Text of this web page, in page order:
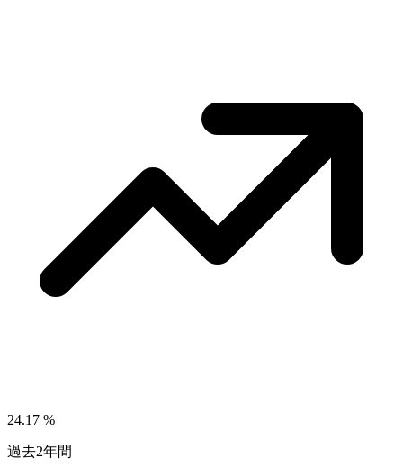
24.17 %
過去2年間